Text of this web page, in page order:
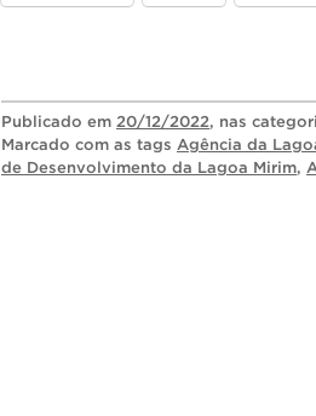
Publicado em 20/12/2022, nas
Marcado com as tags Agência da
de Desenvolvimento da Lagoa Mirim,